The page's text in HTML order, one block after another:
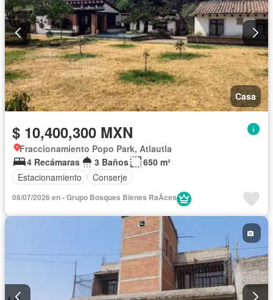
Casa
$ 10,400,300 MXN
Fraccionamiento Popo Park, Atlautla
4 Recámaras
3 Baños
650 m²
Estacionamiento
Conserje
08/07/2026 en - Grupo Bosques Bienes RaÃ­ces